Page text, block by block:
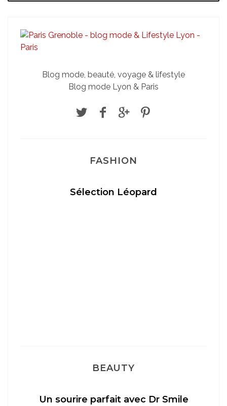
Blog mode, beauté, voyage & lifestyle
Blog mode Lyon & Paris
FASHION
Sélection Léopard
BEAUTY
Un sourire parfait avec Dr Smile